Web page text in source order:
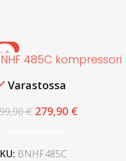
-7%
485C kompressori
Varastossa
€ 279,90 €
BNHF485C